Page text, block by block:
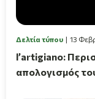
Δελτία τύπου 13
l’artigiano:
απολογισμός